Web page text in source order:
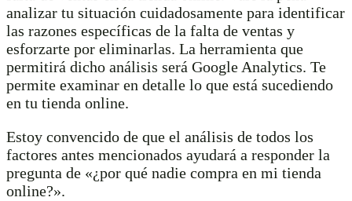
analizar tu situación cuidadosamente para identificar
las razones específicas de la falta de ventas y
esforzarte por eliminarlas. La herramienta que
permitirá dicho análisis será Google Analytics. Te
permite examinar en detalle lo que está sucediendo
en tu tienda online.
Estoy convencido de que el análisis de todos los
factores antes mencionados ayudará a responder la
pregunta de «¿por qué nadie compra en mi tienda
online?».